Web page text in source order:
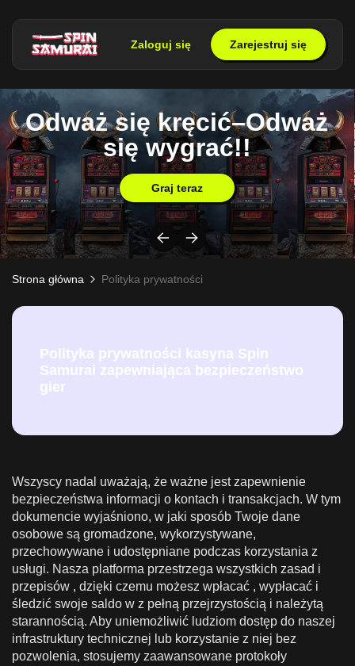
Zaloguj się Zarejestruj się
Odważ się kręcić–Odważ
się wygrać!!
Graj teraz
Strona główna Polityka prywatności
Polityka prywatności kasyna Spin
Samurai zapewniająca bezpieczeństwo
gier
Wszyscy nadal uważają, że ważne jest zapewnienie
bezpieczeństwa informacji o kontach i transakcjach. W tym
dokumencie wyjaśniono, w jaki sposób Twoje dane
osobowe są gromadzone, wykorzystywane,
przechowywane i udostępniane podczas korzystania z
usługi. Nasza platforma przestrzega wszystkich zasad i
przepisów , dzięki czemu możesz wpłacać , wypłacać i
śledzić swoje saldo w z pełną przejrzystością i należytą
starannością. Aby uniemożliwić ludziom dostęp do naszej
infrastruktury technicznej lub korzystanie z niej bez
pozwolenia, stosujemy zaawansowane protokoły